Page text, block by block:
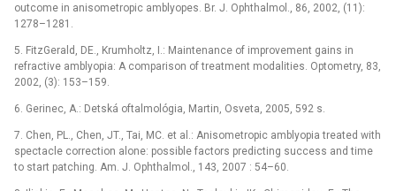
outcome in anisometropic amblyopes. Br. J. Ophthalmol., 86, 2002, (11):
1278–1281.
5. FitzGerald, DE., Krumholtz, I.: Maintenance of improvement gains in
refractive amblyopia: A comparison of treatment modalities. Optometry, 83,
2002, (3): 153–159.
6. Gerinec, A.: Detská oftalmológia, Martin, Osveta, 2005, 592 s.
7. Chen, PL., Chen, JT., Tai, MC. et al.: Anisometropic amblyopia treated with
spectacle correction alone: possible factors predicting success and time
to start patching. Am. J. Ophthalmol., 143, 2007 : 54–60.